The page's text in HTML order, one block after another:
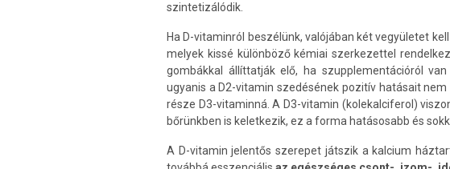
szintetizálódik.
Ha D-vitaminról beszélünk, valójában két vegyületet
melyek kissé különböző kémiai szerkezettel
gombákkal állíttatják elő, ha szupplementációról
ugyanis a D2-vitamin szedésének pozitív hatásait
része D3-vitaminná. A D3-vitamin (kolekalciferol)
bőrünkben is keletkezik, ez a forma hatásosabb és
A D-vitamin jelentős szerepet játszik a kalcium